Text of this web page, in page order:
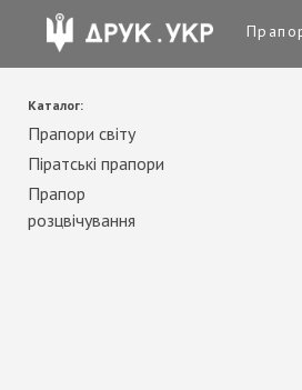
Каталог:
Прапори світу
Піратські прапори
Прапор
розцвічування